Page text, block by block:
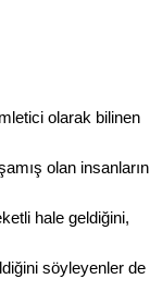
olarak bilinen
olan insanların
hale geldiğini,
söyleyenler de